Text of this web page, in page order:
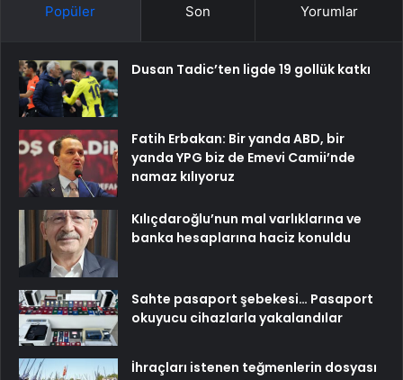
Popüler Son Yorumlar
Dusan Tadic’ten ligde 19 gollük katkı
Fatih Erbakan: Bir yanda ABD, bir
yanda YPG biz de Emevi Camii’nde
namaz kılıyoruz
Kılıçdaroğlu’nun mal varlıklarına ve
banka hesaplarına haciz konuldu
Sahte pasaport şebekesi… Pasaport
okuyucu cihazlarla yakalandılar
İhraçları istenen teğmenlerin dosyası